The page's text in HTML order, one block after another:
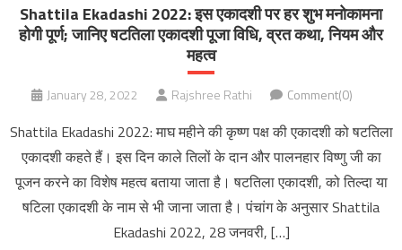
Shattila Ekadashi 2022: इस एकादशी पर हर शुभ मनोकामना
होगी पूर्ण; जानिए षटतिला एकादशी पूजा विधि, व्रत कथा, नियम और
महत्‍व
January 28, 2022 Rajshree Rathi Comment(0)
Shattila Ekadashi 2022: माघ महीने की कृष्ण पक्ष की एकादशी को षटतिला
एकादशी कहते हैं। इस दिन काले तिलों के दान और पालनहार विष्णु जी का
पूजन करने का विशेष महत्व बताया जाता है। षटतिला एकादशी, को तिल्दा या
षटिला एकादशी के नाम से भी जाना जाता है। पंचांग के अनुसार Shattila
Ekadashi 2022, 28 जनवरी, […]